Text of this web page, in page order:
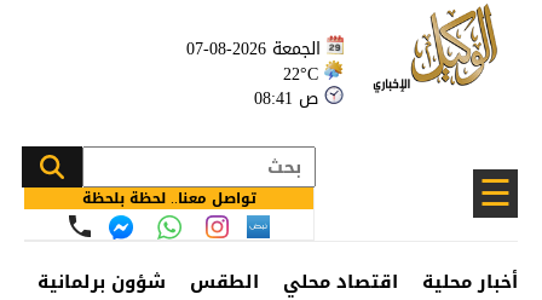
الجمعة 2026-08-07
22°C
08:41 ص
☰ تواصل معنا.. لحظة بلحظة
أخبار محلية اقتصاد محلي الطقس شؤون برلمانية